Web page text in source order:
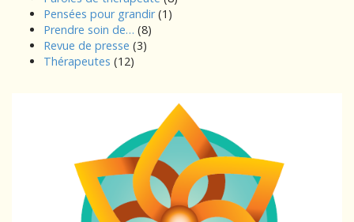
Pensées pour grandir(1)
Prendre soin de… (8)
Revue de presse (3)
Thérapeutes (12)